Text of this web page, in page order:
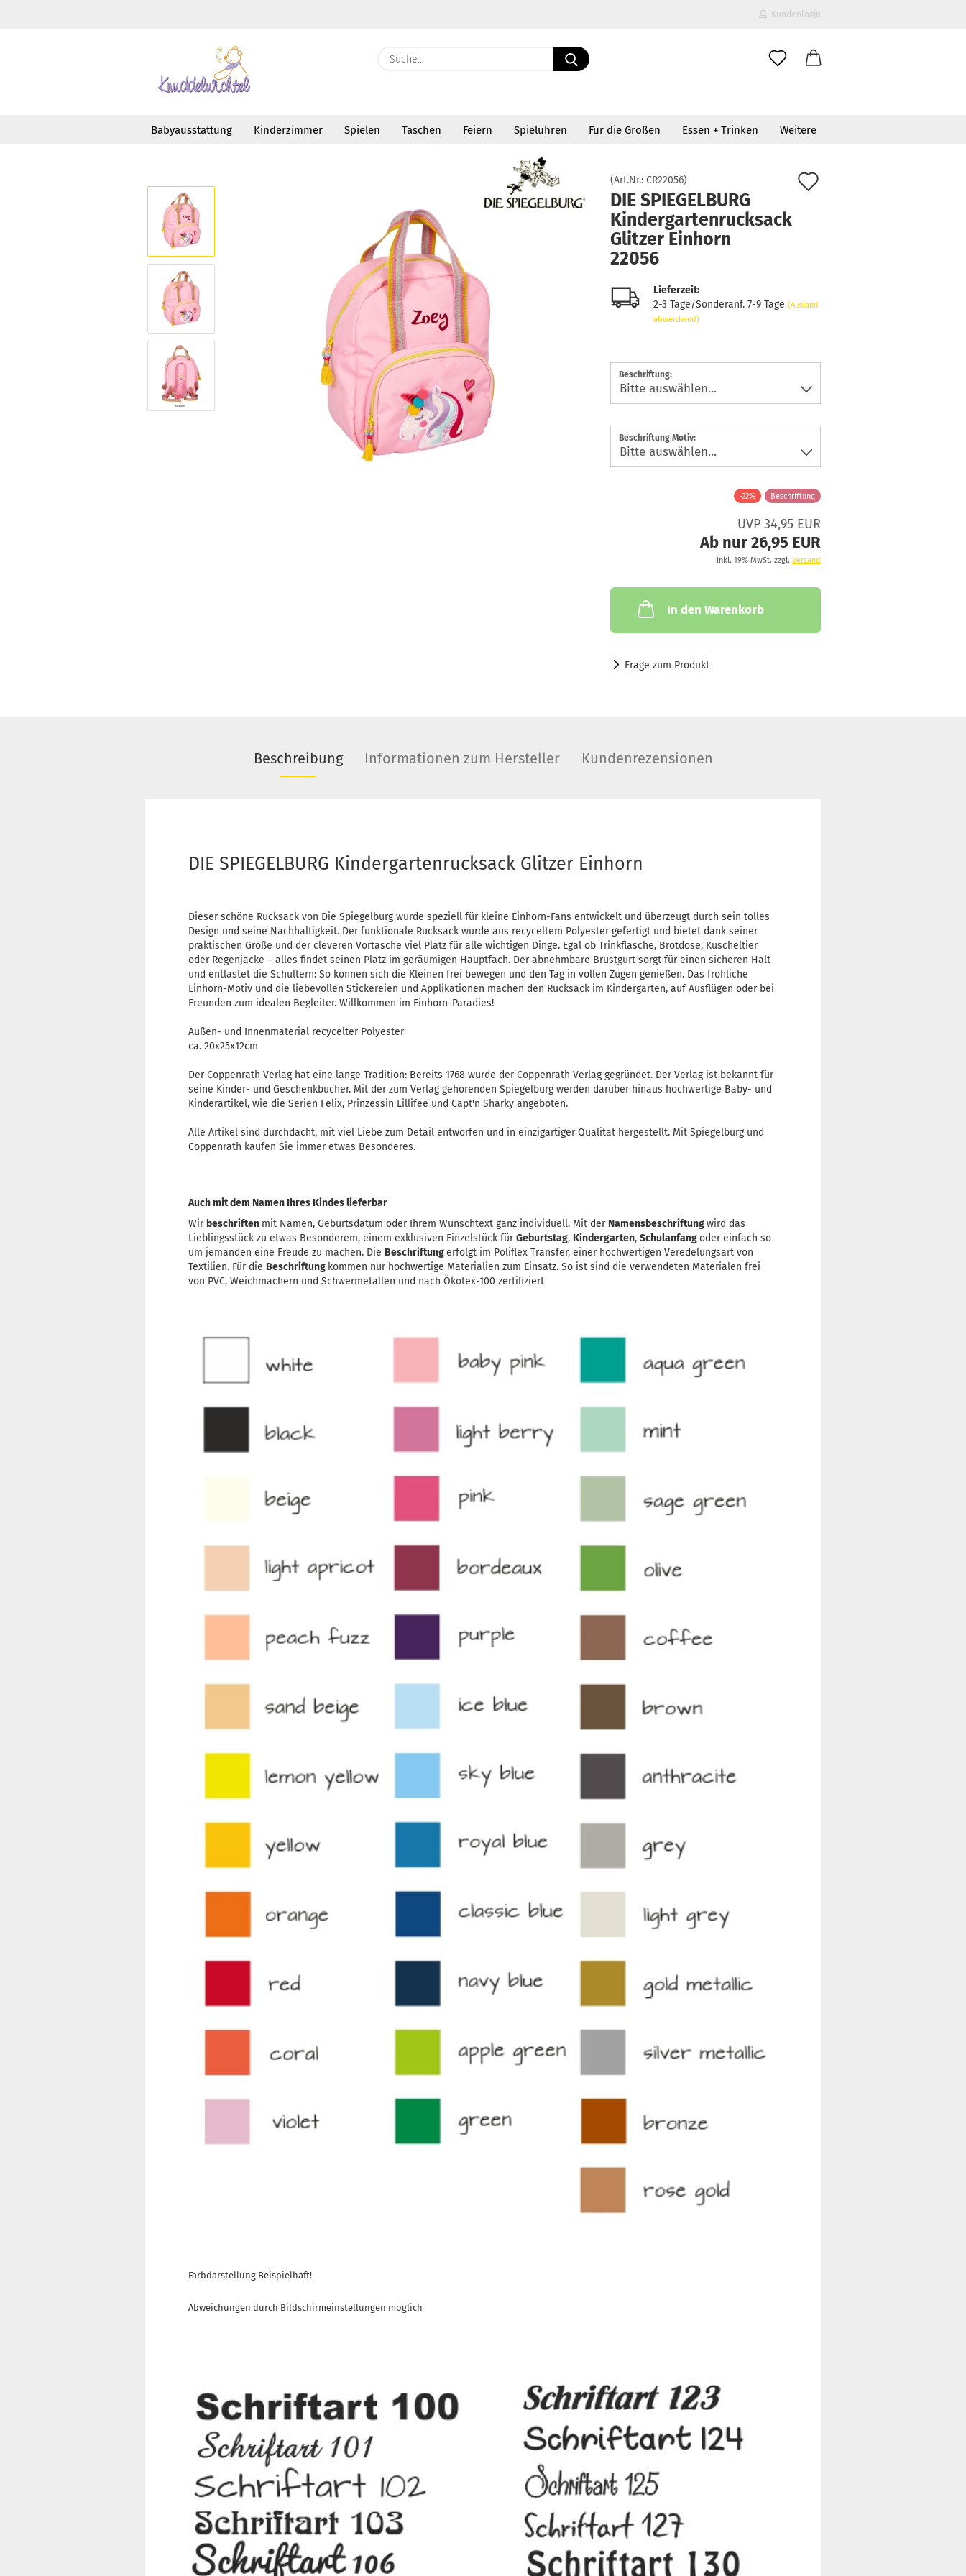
Kundenlogin
Passwort
Konto erstellen
Passwort vergessen?
Suche...
Babyausstattung Kinderzimmer Spielen Taschen Feiern Spieluhren Für die Großen Essen + Trinken Weitere
(Art.Nr.: CR22056)
DIE SPIEGELBURG
Kindergartenrucksack
Glitzer Einhorn
22056
Lieferzeit:
2-3 Tage/Sonderanf. 7-9 Tage (Ausland
abweichend)
Beschriftung:
Beschriftung Motiv:
-22% Beschriftung
UVP 34,95 EUR
Ab nur 26,95 EUR
inkl. 19% MwSt. zzgl. Versand
In den Warenkorb
Frage zum Produkt
Beschreibung Informationen zum Hersteller Kundenrezensionen
DIE SPIEGELBURG Kindergartenrucksack Glitzer Einhorn
Dieser schöne Rucksack von Die Spiegelburg wurde speziell für kleine Einhorn-Fans entwickelt und überzeugt durch sein tolles
Design und seine Nachhaltigkeit. Der funktionale Rucksack wurde aus recyceltem Polyester gefertigt und bietet dank seiner
praktischen Größe und der cleveren Vortasche viel Platz für alle wichtigen Dinge. Egal ob Trinkflasche, Brotdose, Kuscheltier
oder Regenjacke – alles findet seinen Platz im geräumigen Hauptfach. Der abnehmbare Brustgurt sorgt für einen sicheren Halt
und entlastet die Schultern: So können sich die Kleinen frei bewegen und den Tag in vollen Zügen genießen. Das fröhliche
Einhorn-Motiv und die liebevollen Stickereien und Applikationen machen den Rucksack im Kindergarten, auf Ausflügen oder bei
Freunden zum idealen Begleiter. Willkommen im Einhorn-Paradies!
Außen- und Innenmaterial recycelter Polyester
ca. 20x25x12cm
Der Coppenrath Verlag hat eine lange Tradition: Bereits 1768 wurde der Coppenrath Verlag gegründet. Der Verlag ist bekannt für
seine Kinder- und Geschenkbücher. Mit der zum Verlag gehörenden Spiegelburg werden darüber hinaus hochwertige Baby- und
Kinderartikel, wie die Serien Felix, Prinzessin Lillifee und Capt'n Sharky angeboten.
Alle Artikel sind durchdacht, mit viel Liebe zum Detail entworfen und in einzigartiger Qualität hergestellt. Mit Spiegelburg und
Coppenrath kaufen Sie immer etwas Besonderes.
Auch mit dem Namen Ihres Kindes lieferbar
Wir beschriften mit Namen, Geburtsdatum oder Ihrem Wunschtext ganz individuell. Mit der Namensbeschriftungwird das
Lieblingsstück zu etwas Besonderem, einem exklusiven Einzelstück fürGeburtstag, Kindergarten, Schulanfangoder einfach so
um jemanden eine Freude zu machen. Die Beschriftungerfolgt im Poliflex Transfer, einer hochwertigen Veredelungsart von
Textilien. Für die Beschriftung kommen nur hochwertige Materialien zum Einsatz. So ist sind die verwendeten Materialen frei
von PVC, Weichmachern und Schwermetallen und nach Ökotex-100 zertifiziert
Farbdarstellung Beispielhaft!
Abweichungen durch Bildschirmeinstellungen möglich